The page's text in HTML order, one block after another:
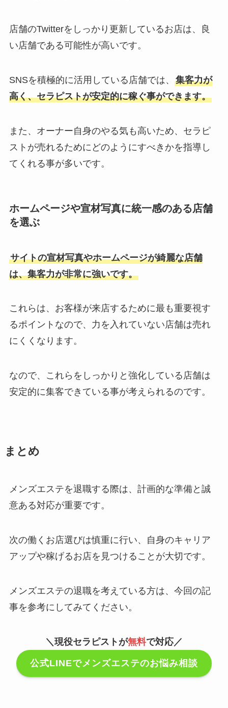
店舗のTwitterをしっかり更新しているお店は、良
い店舗である可能性が高いです。
SNSを積極的に活用している店舗では、 集客力が
高く、セラピストが安定的に稼ぐ事ができます。
また、オーナー自身のやる気も高いため、セラピ
ストが売れるためにどのようにすべきかを指導し
てくれる事が多いです。
ホームページや宣材写真に統一感のある店舗
を選ぶ
サイトの宣材写真やホームページが綺麗な店舗
は、集客力が非常に強いです。
これらは、お客様が来店するために最も重要視す
るポイントなので、力を入れていない店舗は売れ
にくくなります。
なので、これらをしっかりと強化している店舗は
安定的に集客できている事が考えられるのです。
まとめ
メンズエステを退職する際は、計画的な準備と誠
意ある対応が重要です。
次の働くお店選びは慎重に行い、自身のキャリア
アップや稼げるお店を見つけることが大切です。
メンズエステの退職を考えている方は、今回の記
事を参考にしてみてください。
＼現役セラピストが無料で対応／
公式LINEでメンズエステのお悩み相談